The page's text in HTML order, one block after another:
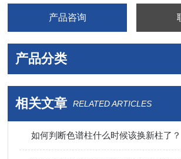
细孔径：100A
产品咨询
产品分类
相关文章 RELATED ARTICLES
如何判断色谱柱什么时候该换新柱了？